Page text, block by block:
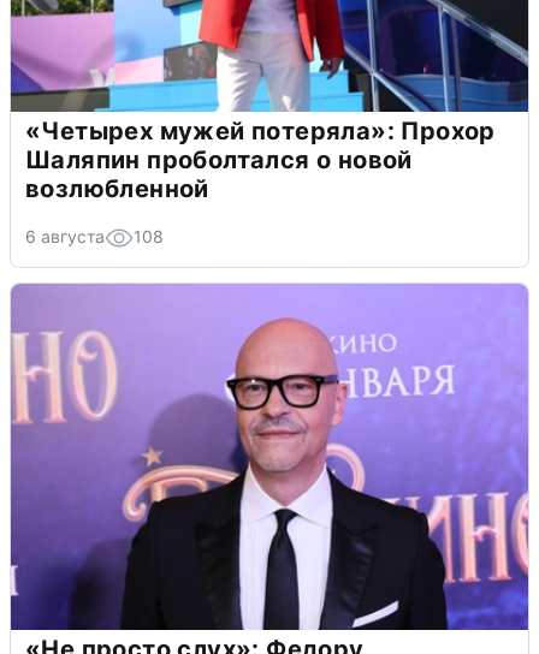
«Четырех мужей потеряла»: Прохор
Шаляпин проболтался о новой
возлюбленной
6 августа 108